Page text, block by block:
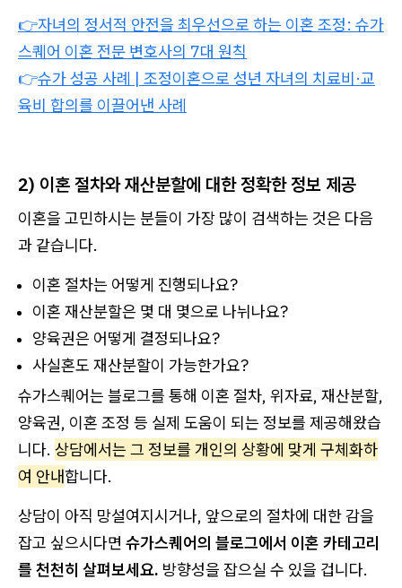
👉자녀의 정서적 안전을 최우선으로 하는 이혼 조정: 슈가
스퀘어 이혼 전문 변호사의 7대 원칙
👉슈가 성공 사례 | 조정이혼으로 성년 자녀의 치료비·교
육비 합의를 이끌어낸 사례
2) 이혼 절차와 재산분할에 대한 정확한 정보 제공
이혼을 고민하시는 분들이 가장 많이 검색하는 것은 다음
과 같습니다.
이혼 절차는 어떻게 진행되나요?
이혼 재산분할은 몇 대 몇으로 나뉘나요?
양육권은 어떻게 결정되나요?
사실혼도 재산분할이 가능한가요?
슈가스퀘어는 블로그를 통해 이혼 절차, 위자료, 재산분할,
양육권, 이혼 조정 등 실제 도움이 되는 정보를 제공해왔습
니다. 상담에서는 그 정보를 개인의 상황에 맞게 구체화하
여 안내합니다.
상담이 아직 망설여지시거나, 앞으로의 절차에 대한 감을
잡고 싶으시다면 슈가스퀘어의 블로그에서 이혼 카테고리
를 천천히 살펴보세요. 방향성을 잡으실 수 있을 겁니다.